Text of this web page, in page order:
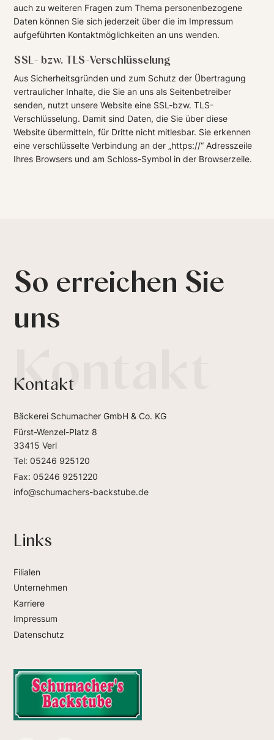
auch zu weiteren Fragen zum Thema personenbezogene
Daten können Sie sich jederzeit über die im Impressum
aufgeführten Kontaktmöglichkeiten an uns wenden.
SSL- bzw. TLS-Verschlüsselung
Aus Sicherheitsgründen und zum Schutz der Übertragung
vertraulicher Inhalte, die Sie an uns als Seitenbetreiber
senden, nutzt unsere Website eine SSL-bzw. TLS-
Verschlüsselung. Damit sind Daten, die Sie über diese
Website übermitteln, für Dritte nicht mitlesbar. Sie erkennen
eine verschlüsselte Verbindung an der „https://“ Adresszeile
Ihres Browsers und am Schloss-Symbol in der Browserzeile.
So erreichen Sie
uns
Kontakt
Kontakt
Bäckerei Schumacher GmbH & Co. KG
Fürst-Wenzel-Platz 8
33415 Verl
Tel: 05246 925120
Fax: 05246 9251220
info@schumachers-backstube.de
Links
Filialen
Unternehmen
Karriere
Impressum
Datenschutz